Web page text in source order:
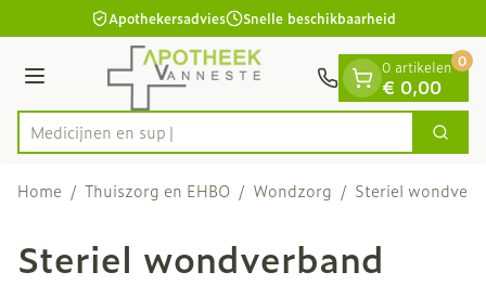
Ga naar de inhoudApothekersadvies Snelle beschikbaarheid
Menu
Product, merk, categorie... Zoek
0 artikelen
€ 0,00
0
Home / Thuiszorg en EHBO / Wondzorg / Steriel
Steriel wondverband